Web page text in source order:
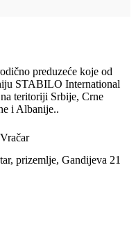
preduzeće koje od
STABILO International
teritoriji Srbije, Crne
i Albanije..
prizemlje, Gandijeva 21